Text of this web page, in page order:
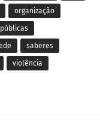
organização
saberes
violência